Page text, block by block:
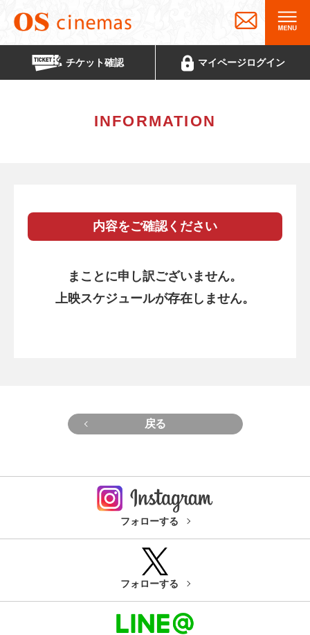
チケット確認 マイページログイン
INFORMATION
内容をご確認ください
まことに申し訳ございません。
上映スケジュールが存在しません。
戻る
フォローする
フォローする